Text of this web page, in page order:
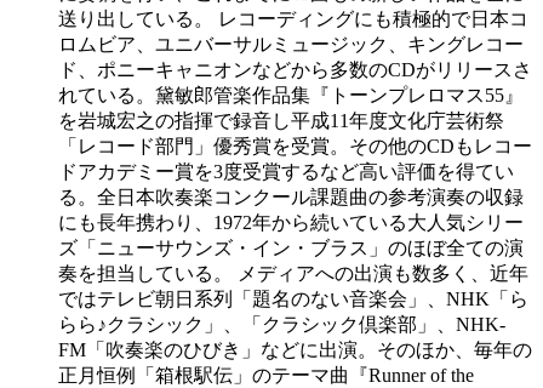
送り出している。 レコーディングにも積極的で日本コ
ロムビア、ユニバーサルミュージック、キングレコー
ド、ポニーキャニオンなどから多数のCDがリリースさ
れている。黛敏郎管楽作品集『トーンプレロマス55』
を岩城宏之の指揮で録音し平成11年度文化庁芸術祭
「レコード部門」優秀賞を受賞。その他のCDもレコー
ドアカデミー賞を3度受賞するなど高い評価を得てい
る。全日本吹奏楽コンクール課題曲の参考演奏の収録
にも長年携わり、1972年から続いている大人気シリー
ズ「ニューサウンズ・イン・ブラス」のほぼ全ての演
奏を担当している。 メディアへの出演も数多く、近年
ではテレビ朝日系列「題名のない音楽会」、NHK「ら
らら♪クラシック」、「クラシック倶楽部」、NHK-
FM「吹奏楽のひびき」などに出演。そのほか、毎年の
正月恒例「箱根駅伝」のテーマ曲『Runner of the